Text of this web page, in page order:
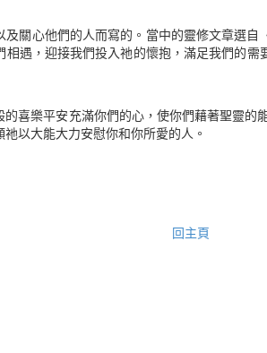
關心他們的人而寫的。當中的靈修文章選
遇，迎接我們投入祂的懷抱，滿足我們的
的喜樂平安充滿你們的心，使你們藉著聖靈
以大能大力安慰你和你所愛的人。
回主頁